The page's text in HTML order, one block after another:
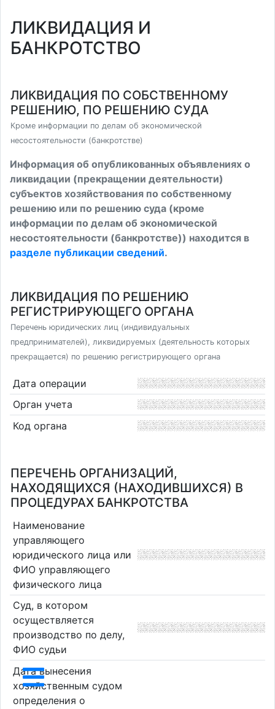
ЛИКВИДАЦИЯ И
БАНКРОТСТВО
ЛИКВИДАЦИЯ ПО СОБСТВЕННОМУ
РЕШЕНИЮ, ПО РЕШЕНИЮ СУДА
Кроме информации по делам об экономической
несостоятельности (банкротстве)
Информация об опубликованных объявлениях о
ликвидации (прекращении деятельности)
субъектов хозяйствования по собственному
решению или по решению суда (кроме
информации по делам об экономической
несостоятельности (банкротстве)) находится в
разделе публикации сведений.
ЛИКВИДАЦИЯ ПО РЕШЕНИЮ
РЕГИСТРИРУЮЩЕГО ОРГАНА
Перечень юридических лиц (индивидуальных
предпринимателей), ликвидируемых (деятельность которых
прекращается) по решению регистрирующего органа
Дата операции
Орган учета
Код органа
ПЕРЕЧЕНЬ ОРГАНИЗАЦИЙ,
НАХОДЯЩИХСЯ (НАХОДИВШИХСЯ) В
ПРОЦЕДУРАХ БАНКРОТСТВА
Наименование
управляющего
юридического лица или
ФИО управляющего
физического лица
Суд, в котором
осуществляется
производство по делу,
ФИО судьи
Дата вынесения
хозяйственным судом
определения о